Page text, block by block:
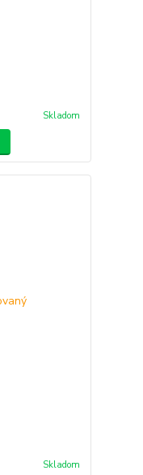
Skladom
Skladom